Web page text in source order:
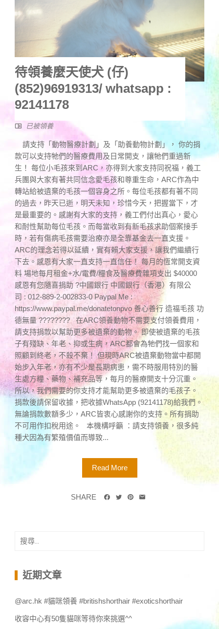
待領養麼天使犬 (仔)
(852)96919313/ whatsapp :
92141178
已被領養
請支持「動物醫療計劃」及「助養動物計劃」， 你的捐
款可以支持牠們的醫療費用及日常開支，讓牠們重過新
生！ 每位小毛孩來到ARC，亦得到大家支持同祝福，義工
兵團與大家有著共同信念愛毛孩和尊重生命，ARC作為中
轉站給被遺棄的毛孩一個容身之所。每位毛孩都有著不同
的過去，昨天已逝，明天未知，珍惜今天，把握當下，才
是最重要的。感謝有大家的支持，義工們付出真心，愛心
和耐性幫助每位毛孩。而每當收到有新毛孩求助個案接手
時，若有傷病毛孩需要治療亦是全靠基金去一直支援。
ARC的理念若得以延續，實有賴大家支援，讓我們繼續行
下去。感恩有大家一直支持一直信任！ 每月的恆常開支資
料 場地每月租金+水/電費/糧食及醫療費雜項支出 $40000
感恩有您隨喜捐助 ?中國銀行 中國銀行（香港）有限公
司 : 012-889-2-002833-0 Paypal Me :
https://www.paypal.me/donatetonpvo 善心善行 造福毛孩 功
德無量 ???????? 在ARC領養動物不需要支付領養費用，
請支持捐款以幫助更多被遺棄的動物。 即使被遺棄的毛孩
子有殘缺、年老、抑或生病，ARC都會為牠們找一個家和
照顧到終老，不殺不棄！ 但現時ARC被遺棄動物當中都開
始步入年老，亦有不少是長期病患，需不時服用特別的醫
生處方糧、藥物、補充品等，每月的醫療開支十分沉重。
所以，我們需要的你支持才能幫助更多被遺棄的毛孩子。
捐款後請保留收據，把收據WhatsApp (92141178)給我們。
無論捐款數額多少，ARC皆衷心感謝你的支持。所有捐助
不可用作扣稅用途。 本機構呼籲 ：請支持領養，很多純
種犬因為有繁殖價值而導致...
Read More
SHARE
搜
鍵 近期文章
@arc.hk #貓咪領養 #britishshorthair #exoticshorthair
收容中心有50隻貓咪等待你來挑選^^